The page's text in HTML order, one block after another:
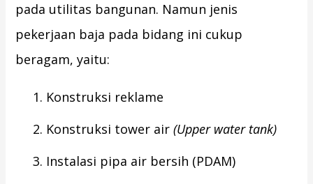
pada utilitas bangunan. Namun jenis
pekerjaan baja pada bidang ini cukup
beragam, yaitu:
Konstruksi reklame
Konstruksi tower air(Upper water tank)
Instalasi pipa air bersih (PDAM)